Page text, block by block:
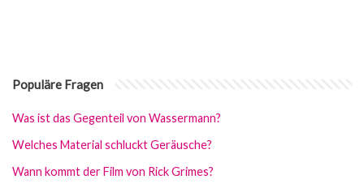
Populäre Fragen
Was ist das Gegenteil von Wassermann?
Welches Material schluckt Geräusche?
Wann kommt der Film von Rick Grimes?